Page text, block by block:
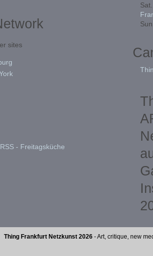
sites
RSS - Freitagsküche
Thing Frankfurt Netzkunst 2026- Art, critique, new